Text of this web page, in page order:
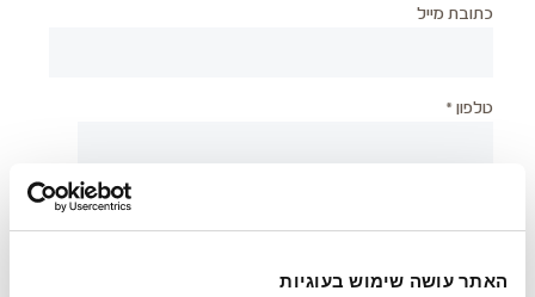
האתר עושה שימוש בעוגיות
כתובת מייל
טלפון *